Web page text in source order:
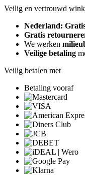
Veilig en vertrouwd
Nederland:
Gratis
We werken
Veilige betaling
Veilig betalen met
Betaling vooraf